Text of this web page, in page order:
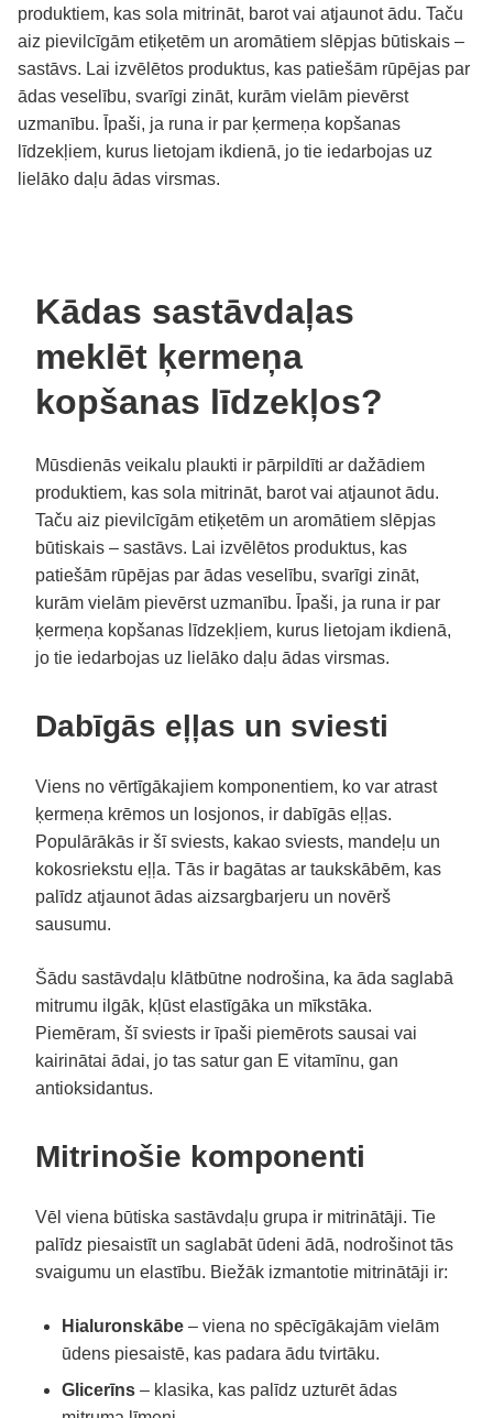
produktiem, kas sola mitrināt, barot vai atjaunot ādu. Taču
aiz pievilcīgām etiķetēm un aromātiem slēpjas būtiskais –
sastāvs. Lai izvēlētos produktus, kas patiešām rūpējas par
ādas veselību, svarīgi zināt, kurām vielām pievērst
uzmanību. Īpaši, ja runa ir par ķermeņa kopšanas
līdzekļiem, kurus lietojam ikdienā, jo tie iedarbojas uz
lielāko daļu ādas virsmas.
Kādas sastāvdaļas
meklēt ķermeņa
kopšanas līdzekļos?
Mūsdienās veikalu plaukti ir pārpildīti ar dažādiem
produktiem, kas sola mitrināt, barot vai atjaunot ādu.
Taču aiz pievilcīgām etiķetēm un aromātiem slēpjas
būtiskais – sastāvs. Lai izvēlētos produktus, kas
patiešām rūpējas par ādas veselību, svarīgi zināt,
kurām vielām pievērst uzmanību. Īpaši, ja runa ir par
ķermeņa kopšanas līdzekļiem, kurus lietojam ikdienā,
jo tie iedarbojas uz lielāko daļu ādas virsmas.
Dabīgās eļļas un sviesti
Viens no vērtīgākajiem komponentiem, ko var atrast
ķermeņa krēmos un losjonos, ir dabīgās eļļas.
Populārākās ir šī sviests, kakao sviests, mandeļu un
kokosriekstu eļļa. Tās ir bagātas ar taukskābēm, kas
palīdz atjaunot ādas aizsargbarjeru un novērš
sausumu.
Šādu sastāvdaļu klātbūtne nodrošina, ka āda saglabā
mitrumu ilgāk, kļūst elastīgāka un mīkstāka.
Piemēram, šī sviests ir īpaši piemērots sausai vai
kairinātai ādai, jo tas satur gan E vitamīnu, gan
antioksidantus.
Mitrinošie komponenti
Vēl viena būtiska sastāvdaļu grupa ir mitrinātāji. Tie
palīdz piesaistīt un saglabāt ūdeni ādā, nodrošinot tās
svaigumu un elastību. Biežāk izmantotie mitrinātāji ir:
Hialuronskābe – viena no spēcīgākajām vielām
ūdens piesaistē, kas padara ādu tvirtāku.
Glicerīns – klasika, kas palīdz uzturēt ādas